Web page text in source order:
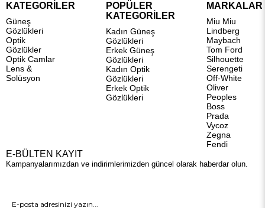
KATEGORİLER
Güneş
Gözlükleri
Optik
Gözlükler
Optik Camlar
Lens &
Solüsyon
POPÜLER
KATEGORİLER
Kadın Güneş
Gözlükleri
Erkek Güneş
Gözlükleri
Kadın Optik
Gözlükleri
Erkek Optik
Gözlükleri
MARKALAR
Miu Miu
Lindberg
Maybach
Tom Ford
Silhouette
Serengeti
Off-White
Oliver
Peoples
Boss
Prada
Vycoz
Zegna
Fendi
E-BÜLTEN KAYIT
Kampanyalarımızdan ve indirimlerimizden güncel olarak haberdar olun.